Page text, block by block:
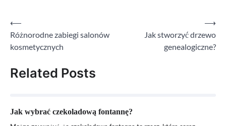
Nawigacja
wpisu
⟵
Różnorodne zabiegi salonów
kosmetycznych
Jak stworzyć drzewo
genealogiczne?
⟶
Related Posts
Jak wybrać czekoladową fontannę?